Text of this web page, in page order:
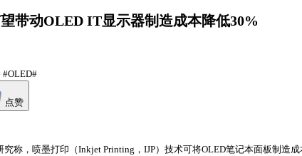
带动OLED IT显示器制造成本降低30%
#OLED#
点赞
称，喷墨打印（Inkjet Printing，IJP）技术可将OLED笔记本面板制造